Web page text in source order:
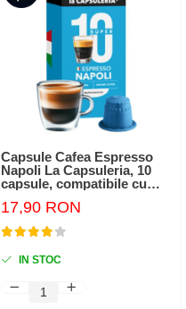
Capsule Cafea Espresso
Napoli La Capsuleria, 10
capsule, compatibile cu
17,90 RON
IN STOC